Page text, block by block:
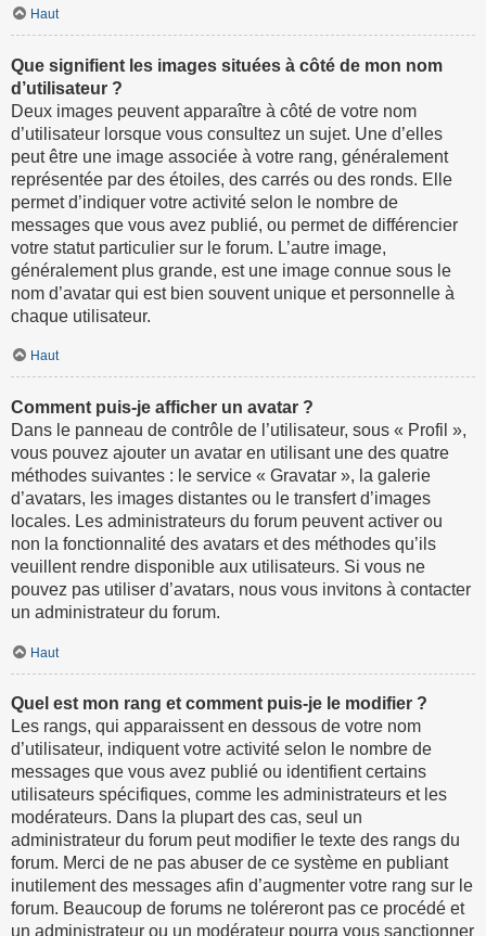
Haut
Que signifient les images situées à côté de mon nom
d’utilisateur ?
Deux images peuvent apparaître à côté de votre nom
d’utilisateur lorsque vous consultez un sujet. Une d’elles
peut être une image associée à votre rang, généralement
représentée par des étoiles, des carrés ou des ronds. Elle
permet d’indiquer votre activité selon le nombre de
messages que vous avez publié, ou permet de différencier
votre statut particulier sur le forum. L’autre image,
généralement plus grande, est une image connue sous le
nom d’avatar qui est bien souvent unique et personnelle à
chaque utilisateur.
Haut
Comment puis-je afficher un avatar ?
Dans le panneau de contrôle de l’utilisateur, sous « Profil »,
vous pouvez ajouter un avatar en utilisant une des quatre
méthodes suivantes : le service « Gravatar », la galerie
d’avatars, les images distantes ou le transfert d’images
locales. Les administrateurs du forum peuvent activer ou
non la fonctionnalité des avatars et des méthodes qu’ils
veuillent rendre disponible aux utilisateurs. Si vous ne
pouvez pas utiliser d’avatars, nous vous invitons à contacter
un administrateur du forum.
Haut
Quel est mon rang et comment puis-je le modifier ?
Les rangs, qui apparaissent en dessous de votre nom
d’utilisateur, indiquent votre activité selon le nombre de
messages que vous avez publié ou identifient certains
utilisateurs spécifiques, comme les administrateurs et les
modérateurs. Dans la plupart des cas, seul un
administrateur du forum peut modifier le texte des rangs du
forum. Merci de ne pas abuser de ce système en publiant
inutilement des messages afin d’augmenter votre rang sur le
forum. Beaucoup de forums ne toléreront pas ce procédé et
un administrateur ou un modérateur pourra vous sanctionner